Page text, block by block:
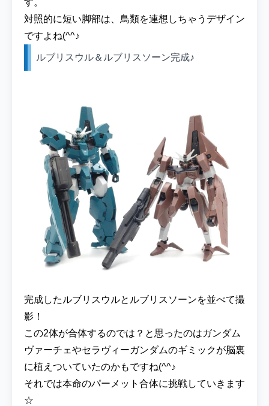
対照的に短い脚部は、鳥類を連想しちゃうデザイン
ですよね(^^♪
ルブリスウル＆ルブリスソーン完成♪
完成したルブリスウルとルブリスソーンを並べて撮
影！
この2体が合体するのでは？と思ったのはガンダム
ヴァーチェやセラヴィーガンダムのギミックが脳裏
に植えついていたのかもですね(^^♪
それでは本命のパーメット合体に挑戦していきます
☆